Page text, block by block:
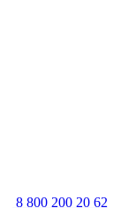
8 800 200 20 62